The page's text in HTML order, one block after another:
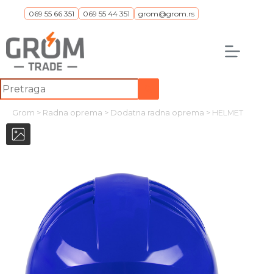
069 55 66 351 069 55 44 351 grom@grom.rs
No
results
Grom > Radna oprema > Dodatna radna oprema > HELMET